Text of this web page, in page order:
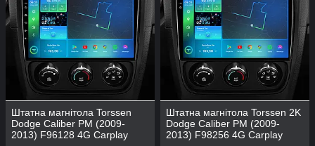
Штатна магнітола Torssen
Dodge Caliber PM (2009-
2013) F96128 4G Carplay
Штатна магнітола Torssen 2K
Dodge Caliber PM (2009-
2013) F98256 4G Carplay